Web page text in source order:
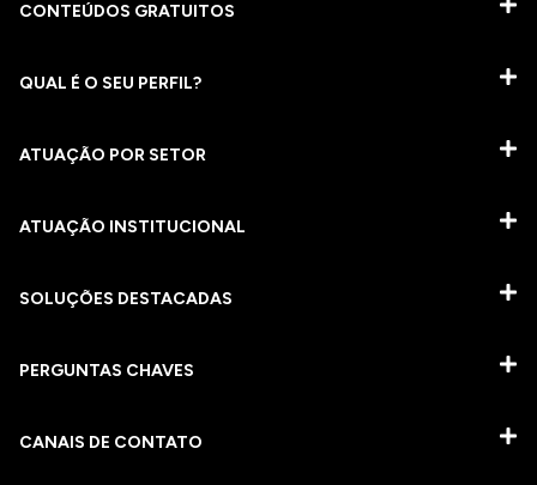
CONTEÚDOS GRATUITOS
QUAL É O SEU PERFIL?
ATUAÇÃO POR SETOR
ATUAÇÃO INSTITUCIONAL
SOLUÇÕES DESTACADAS
PERGUNTAS CHAVES​
CANAIS DE CONTATO